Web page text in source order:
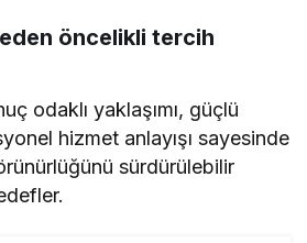
öncelikli tercih
odaklı yaklaşımı, güçlü
hizmet anlayışı sayesinde
sürdürülebilir